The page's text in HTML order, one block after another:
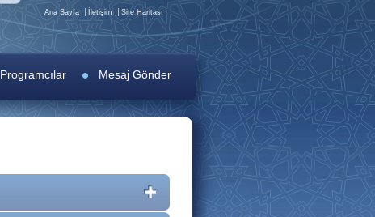
Ana Sayfa İletişim Site Haritası
Programcılar Mesaj Gönder